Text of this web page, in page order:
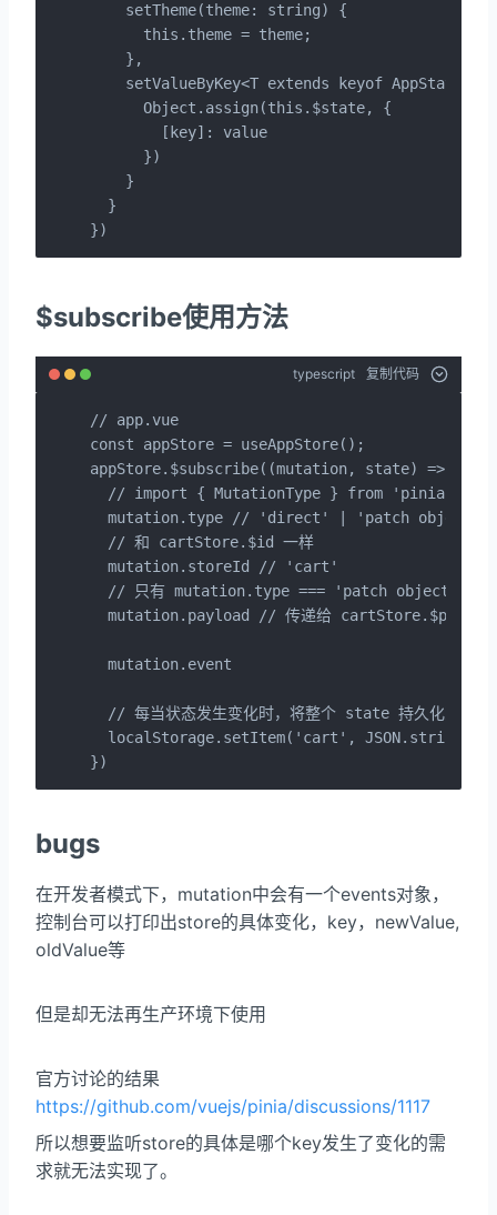
    setTheme(theme: string) {
      this.theme = theme;
    },
setValueByKey<T extends keyof
      Object.assign(this.$state, {
        [key]: value
      })
    }
  }
})
$subscribe使用方法
typescript 复制代码
// app.vue
const appStore = useAppStore();
appStore.$subscribe((mutation, state) => {
  // import { MutationType } from 'pinia'
mutation.type // 'direct' | 'patch object'
  // 和 cartStore.$id 一样
  mutation.storeId // 'cart'
// 只有 mutation.type === 'patch object'的情
mutation.payload // 传递给 cartStore.$patch()
  mutation.event
// 每当状态发生变化时，将整个 state 持久化到本地
localStorage.setItem('cart',
})
bugs
在开发者模式下，mutation中会有一个events对象，
控制台可以打印出store的具体变化，key，newValue,
oldValue等
但是却无法再生产环境下使用
官方讨论的结果
https://github.com/vuejs/pinia/discussions/1117
所以想要监听store的具体是哪个key发生了变化的需
求就无法实现了。